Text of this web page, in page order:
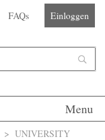
FAQs Einloggen
Menu
> UNIVERSITY